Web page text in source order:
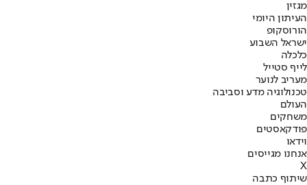
מגזין
העיתון היומי
הורוסקופ
ישראל השבוע
כלכלה
לייף סטייל
מעריב לנוער
טכנולוגיה מדע וסביבה
העולם
משחקים
פודקאסטים
וידאו
אנחנו מגייסים
X
שיתוף כתבה